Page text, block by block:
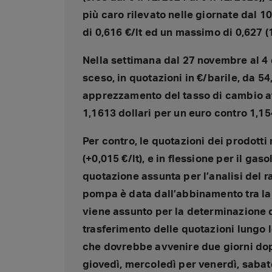
più caro rilevato nelle giornate dal
di 0,616 €/lt ed un massimo di 0,627
Nella settimana dal 27 novembre al
sceso, in quotazioni in €/barile, da
apprezzamento del tasso di cambio
1,1613 dollari per un euro contro
Per contro, le quotazioni dei
(+0,015 €/lt), e in flessione per il
quotazione assunta per l’analisi del
pompa è data dall’abbinamento tra
viene assunto per la
trasferimento delle quotazioni lungo
che dovrebbe avvenire due giorni
giovedì, mercoledì per venerdì,